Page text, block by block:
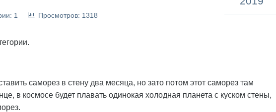
1 Просмотров: 1318
саморез в стену два месяца, но зато потом этот саморез там
в космосе будет плавать одинокая холодная планета с куском стены,